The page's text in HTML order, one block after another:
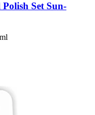
Set Sun-​